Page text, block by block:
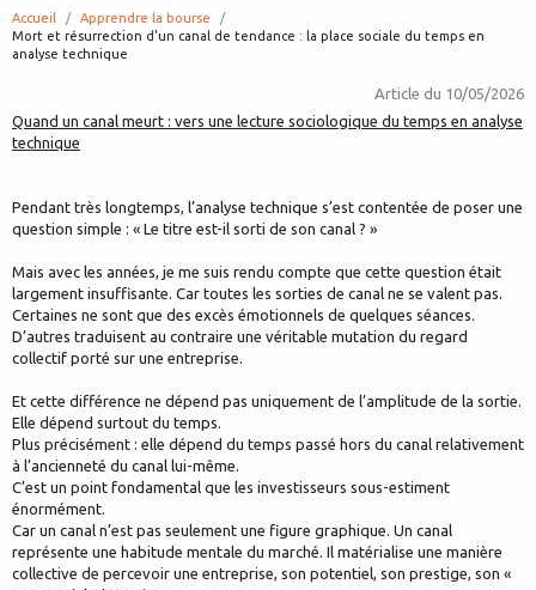
Accueil
Apprendre la bourse
page:
Mort et résurrection d'un canal de tendance : la place sociale du temps en
analyse technique
Article du 10/05/2026
Quand un canal meurt : vers une lecture sociologique du temps en analyse
technique
Pendant très longtemps, l’analyse technique s’est contentée de poser une
question simple : « Le titre est-il sorti de son canal ? »
Mais avec les années, je me suis rendu compte que cette question était
largement insuffisante. Car toutes les sorties de canal ne se valent pas.
Certaines ne sont que des excès émotionnels de quelques séances.
D’autres traduisent au contraire une véritable mutation du regard
collectif porté sur une entreprise.
Et cette différence ne dépend pas uniquement de l’amplitude de la sortie.
Elle dépend surtout du temps.
Plus précisément : elle dépend du temps passé hors du canal relativement
à l’ancienneté du canal lui-même.
C’est un point fondamental que les investisseurs sous-estiment
énormément.
Car un canal n’est pas seulement une figure graphique. Un canal
représente une habitude mentale du marché. Il matérialise une manière
collective de percevoir une entreprise, son potentiel, son prestige, son «